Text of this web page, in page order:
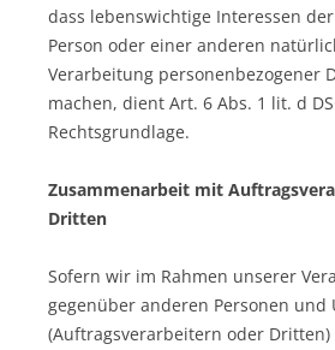
dass lebenswichtige Interessen
Person oder einer anderen
Verarbeitung personenbezogener
machen, dient Art. 6 Abs. 1 lit. d
Rechtsgrundlage.
Zusammenarbeit mit
Dritten
Sofern wir im Rahmen unserer
gegenüber anderen Personen und
(Auftragsverarbeitern oder